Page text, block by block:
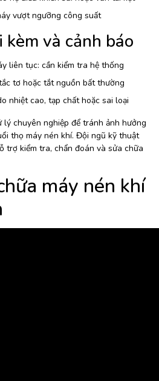
vượt ngưỡng công suất
và cảnh báo
liên tục: cần kiểm tra hệ thống
tơ hoặc tắt nguồn bất thường
nhiệt cao, tạp chất hoặc sai loại
chuyên nghiệp để tránh ảnh hưởng
thọ máy nén khí. Đội ngũ kỹ thuật
trợ kiểm tra, chẩn đoán và sửa chữa
máy nén khí